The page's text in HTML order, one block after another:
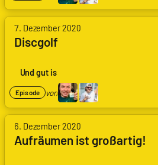
7. Dezember 2020
Discgolf
Und gut is
Episode von
6. Dezember 2020
Aufräumen ist großartig!